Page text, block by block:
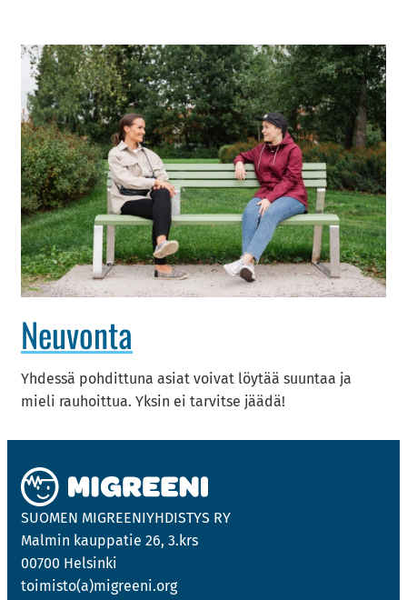
Neu­von­ta
Yh­des­sä poh­dit­tu­na asiat voi­vat löy­tää suun­taa ja
mieli rau­hoit­tua. Yksin ei tar­vit­se jäädä!
SUO­MEN MIGREE­NIYH­DIS­TYS RY
Mal­min kaup­pa­tie 26, 3.krs
00700 Hel­sin­ki
toi­mis­to(a)migree­ni.org